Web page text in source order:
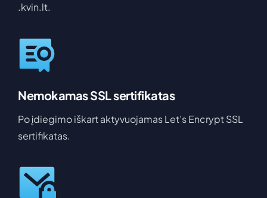
.kvin.lt.
Nemokamas SSL sertifikatas
Po įdiegimo iškart aktyvuojamas Let’s Encrypt SSL
sertifikatas.